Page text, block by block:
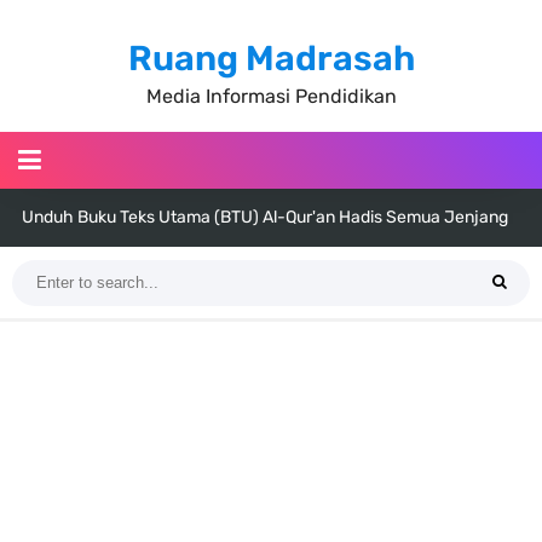
Ruang Madrasah
Media Informasi Pendidikan
Unduh Buku Teks Utama (BTU) Al-Qur'an Hadis Semua Jenjang